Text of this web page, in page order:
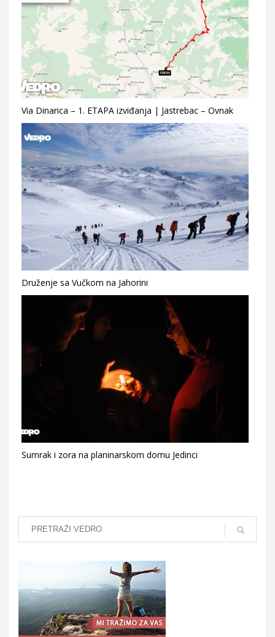
Via Dinarica – 1. ETAPA izviđanja | Jastrebac – Ovnak
Druženje sa Vučkom na Jahorini
Sumrak i zora na planinarskom domu Jedinci